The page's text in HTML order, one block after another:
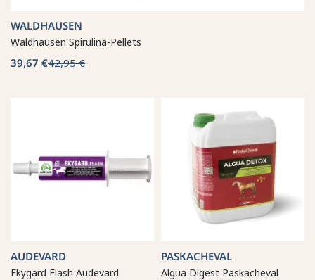
WALDHAUSEN
Waldhausen Spirulina-Pellets
39,67 €42,95 €
AUDEVARD
Ekygard Flash Audevard
PASKACHEVAL
Algua Digest Paskacheval